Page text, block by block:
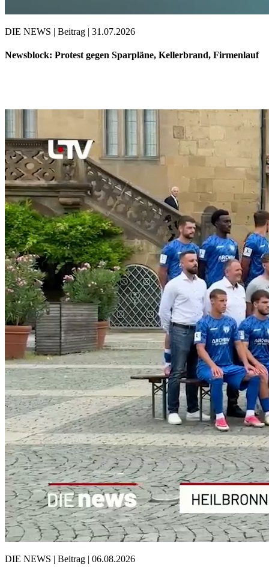
DIE NEWS | Beitrag | 31.07.2026
Newsblock: Protest gegen Sparpläne, Kellerbrand, Firmenlauf
DIE NEWS | Beitrag | 06.08.2026